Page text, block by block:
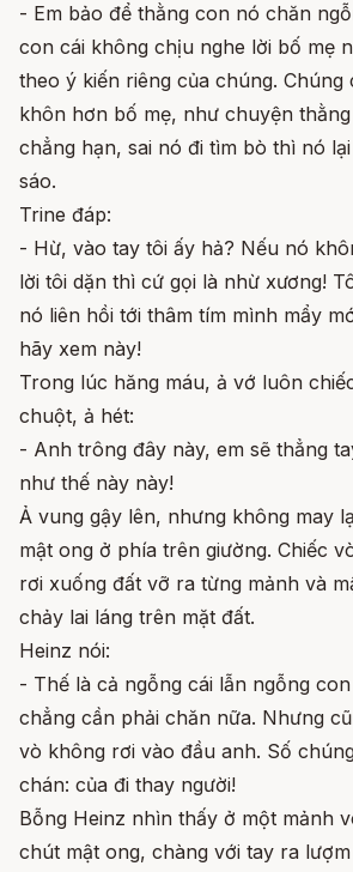
- Em bảo để thằng con nó chăn
con cái không chịu nghe lời bố mẹ
theo ý kiến riêng của chúng.
khôn hơn bố mẹ, như chuyện
chẳng hạn, sai nó đi tìm bò thì nó
sáo.
Trine đáp:
- Hừ, vào tay tôi ấy hả? Nếu nó
lời tôi dặn thì cứ gọi là nhừ xương!
nó liên hồi tới thâm tím mình mẩy
hãy xem này!
Trong lúc hăng máu, ả vớ luôn
chuột, ả hét:
- Anh trông đây này, em sẽ thẳng
như thế này này!
Ả vung gậy lên, nhưng không may
mật ong ở phía trên giường. Chiếc
rơi xuống đất vỡ ra từng mảnh và
chảy lai láng trên mặt đất.
Heinz nói:
- Thế là cả ngỗng cái lẫn ngỗng
chẳng cần phải chăn nữa. Nhưng
vò không rơi vào đầu anh. Số
chán: của đi thay người!
Bỗng Heinz nhìn thấy ở một mảnh
chút mật ong, chàng với tay ra